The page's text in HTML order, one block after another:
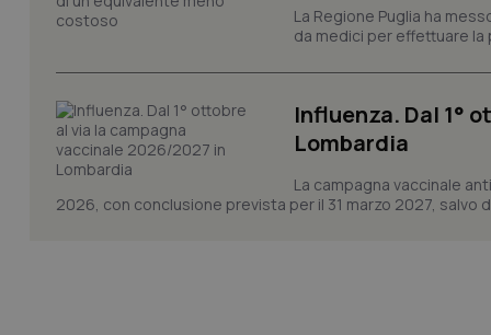
La Regione Puglia ha
da medici per effettuare la
Influenza. Dal 1°
Lombardia
La campagna vaccinale
2026, con conclusione prevista per il 31 marzo 2027, salvo
tracking-enable
tracking-sites-
session-id